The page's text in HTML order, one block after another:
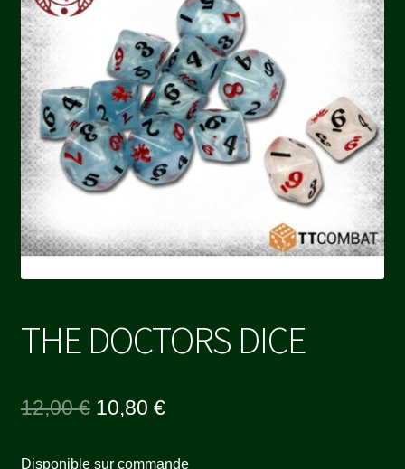
Validation de la commande
THE DOCTORS DICE
12,00€ Le
10,80 €Le
Disponible sur commande